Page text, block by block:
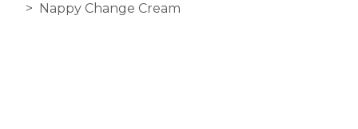
Nappy Change Cream